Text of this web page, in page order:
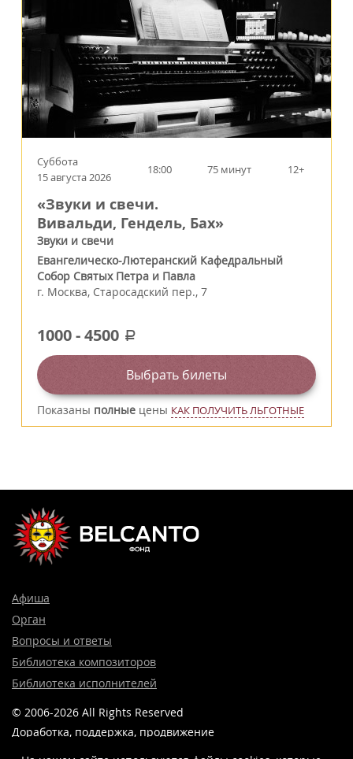
Суббота
15 августа 2026
18:00 75 минут 12+
«Звуки и свечи.
Вивальди, Гендель, Бах»
Звуки и свечи
Евангелическо-Лютеранский Кафедральный
Собор Святых Петра и Павла
г. Москва, Старосадский пер., 7
1000-4500 a
Выбрать билеты
Показаны полные цены КАК ПОЛУЧИТЬ ЛЬГОТНЫЕ
Афиша
Орган
Вопросы и ответы
Библиотека композиторов
Библиотека исполнителей
© 2006-2026 All Rights Reserved
Доработка, поддержка, продвижение